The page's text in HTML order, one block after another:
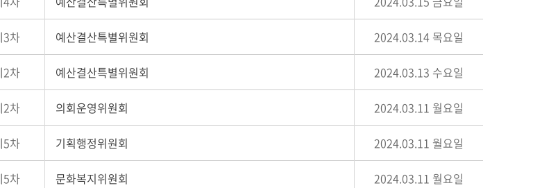
3차 예산결산특별위원회 2024.03.14 목요일
2차 예산결산특별위원회 2024.03.13 수요일
2차 의회운영위원회 2024.03.11 월요일
5차 기획행정위원회 2024.03.11 월요일
5차 문화복지위원회 2024.03.11 월요일